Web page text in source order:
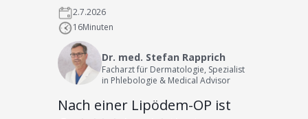
2.7.2026
16Minuten
Dr. med. Stefan Rapprich
Facharzt für Dermatologie, Spezialist
in Phlebologie & Medical Advisor
Nach einer Lipödem-OP ist